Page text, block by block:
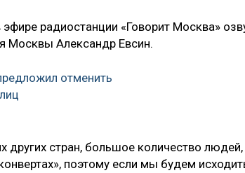
радиостанции «Говорит Москва»
Москвы Александр Евсин.
отменить
других стран, большое количество
поэтому если мы будем